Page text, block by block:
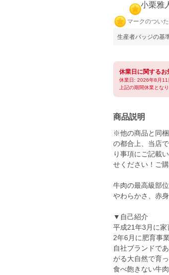
小栗雅
マークのつい
生産者バッジの基
休業日に関するお
休業日: 2026年8月
上記の期間休業とな
商品説明
※他の商品と同
の都合上、当店
り事項にご記載
せください！ご
牛肉の最高級部
やわらかさ、赤
▼自己紹介
平成21年3月に
2年6月に肥育事
自社ブランドで
がる大自然で育
食べ飽きない牛